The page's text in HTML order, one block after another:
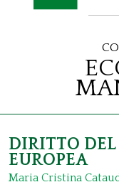
DIRITTO
EUROPEA
Maria Cristina